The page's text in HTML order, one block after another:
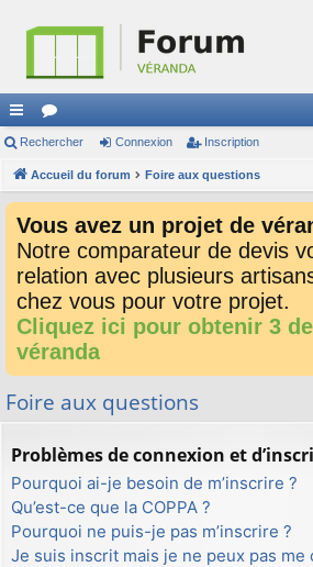
ac
co
ci
or
u
s
Rechercher Connexion Inscription
Accueil du forum Foire aux questions
Vous avez un projet de
Notre comparateur de devis
relation avec plusieurs
chez vous pour votre projet.
Cliquez ici pour obtenir 3
véranda
Foire aux questions
Problèmes de connexion et
Pourquoi ai-je besoin de m’inscrire ?
Qu’est-ce que la COPPA ?
Pourquoi ne puis-je pas m’inscrire ?
Je suis inscrit mais je ne peux pas me